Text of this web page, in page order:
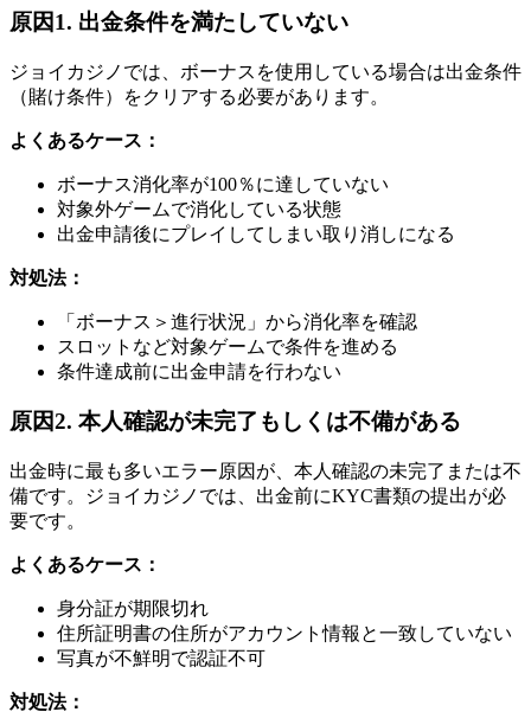
原因1. 出金条件を満たしていない
ジョイカジノでは、ボーナスを使用している場合は出金条件
（賭け条件）をクリアする必要があります。
よくあるケース：
ボーナス消化率が100％に達していない
対象外ゲームで消化している状態
出金申請後にプレイしてしまい取り消しになる
対処法：
「ボーナス＞進行状況」から消化率を確認
スロットなど対象ゲームで条件を進める
条件達成前に出金申請を行わない
原因2. 本人確認が未完了もしくは不備がある
出金時に最も多いエラー原因が、本人確認の未完了または不
備です。ジョイカジノでは、出金前にKYC書類の提出が必
要です。
よくあるケース：
身分証が期限切れ
住所証明書の住所がアカウント情報と一致していない
写真が不鮮明で認証不可
対処法：